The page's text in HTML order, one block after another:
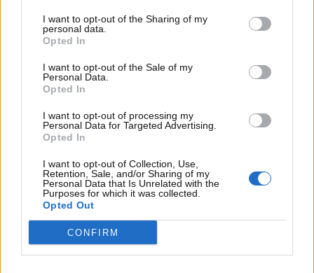
I want to opt-out of the Sharing of my
personal data.
Opted In
I want to opt-out of the Sale of my
Personal Data.
Opted In
I want to opt-out of processing my
Personal Data for Targeted Advertising.
Opted In
I want to opt-out of Collection, Use,
Retention, Sale, and/or Sharing of my
Personal Data that Is Unrelated with the
Purposes for which it was collected.
Opted Out
CONFIRM